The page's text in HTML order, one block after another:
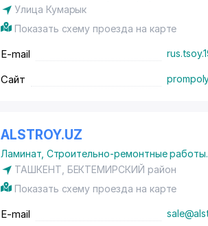
Улица Кумарык
Показать схему проезда на карте
E-mail
Сайт
ALSTROY.UZ
Ламинат, Строительно-ремонтные работы
ТАШКЕНТ, БЕКТЕМИРСКИЙ район
Показать схему проезда на карте
E-mail